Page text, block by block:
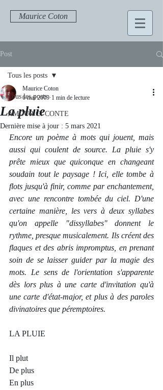
Maurice Coton
Post
Tous les posts
AMOUR CI CONTE
Tous les posts
La pluie
Maurice Coton
6 mai 2019 1 min de lecture
Dernière mise à jour : 5 mars 2021
Encore un poème à mots qui jouent, mais
aussi qui coulent de source. La pluie s'y
prête mieux que quiconque en changeant
soudain tout le paysage ! Ici, elle tombe à
flots jusqu'à finir, comme par enchantement,
avec une rencontre tombée du ciel. D'une
certaine manière, les vers à deux syllabes
qu'on appelle "dissyllabes" donnent le
rythme, presque musicalement. Ils créent des
flaques et des abris impromptus, en prenant
soin de se laisser guider par la magie des
mots. Le sens de l'orientation s'apparente
dès lors plus à une carte d'invitation qu'à
une carte d'état-major, et plus à des paroles
divinatoires que péremptoires.
LA PLUIE
Il plut
De plus
En plus